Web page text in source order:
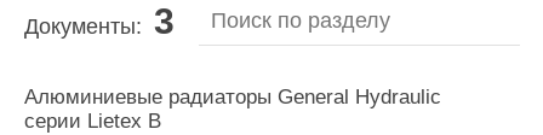
Документы: 3
Алюминиевые радиаторы General Hydraulic
серии Lietex В